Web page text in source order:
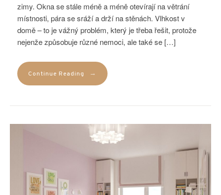
zimy. Okna se stále méně a méně otevírají na větrání
místnosti, pára se sráží a drží na stěnách. Vlhkost v
domě – to je vážný problém, který je třeba řešit, protože
nejenže způsobuje různé nemoci, ale také se […]
Continue Reading →